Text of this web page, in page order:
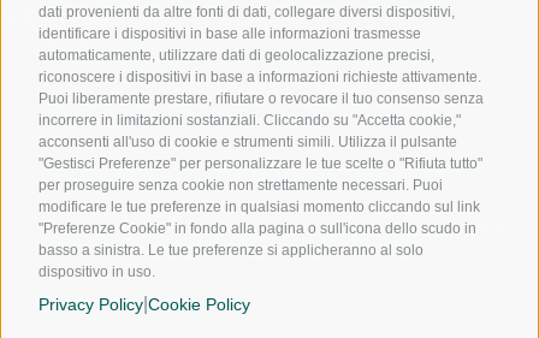
dati provenienti da altre fonti di dati, collegare diversi dispositivi,
identificare i dispositivi in base alle informazioni trasmesse
automaticamente, utilizzare dati di geolocalizzazione precisi,
riconoscere i dispositivi in base a informazioni richieste attivamente.
Puoi liberamente prestare, rifiutare o revocare il tuo consenso senza
incorrere in limitazioni sostanziali. Cliccando su "Accetta cookie,"
acconsenti all'uso di cookie e strumenti simili. Utilizza il pulsante
"Gestisci Preferenze" per personalizzare le tue scelte o "Rifiuta tutto"
per proseguire senza cookie non strettamente necessari. Puoi
modificare le tue preferenze in qualsiasi momento cliccando sul link
"Preferenze Cookie" in fondo alla pagina o sull'icona dello scudo in
basso a sinistra. Le tue preferenze si applicheranno al solo
dispositivo in uso.
Privacy Policy Cookie Policy
NOLEGGIO A LUNGO TERMINENOLEGGIO MENSILE
NOLEGGIO A BREVE TERMINE
SEDI